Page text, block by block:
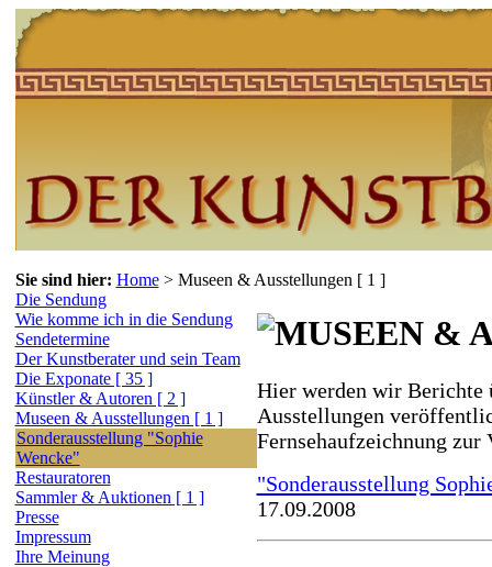
Sie sind hier: Home >Museen & Ausstellungen [ 1 ]
Die Sendung
Wie komme ich in die Sendung
Sendetermine
Der Kunstberater und sein Team
Die Exponate [ 35 ]
Künstler & Autoren [ 2 ]
Museen & Ausstellungen [ 1 ]
Sonderausstellung "Sophie
Wencke"
Restauratoren
Sammler & Auktionen [ 1 ]
Presse
Impressum
Ihre Meinung
Hier werden wir Berichte
Ausstellungen
Fernsehaufzeichnung zur
"Sonderausstellung
17.09.2008